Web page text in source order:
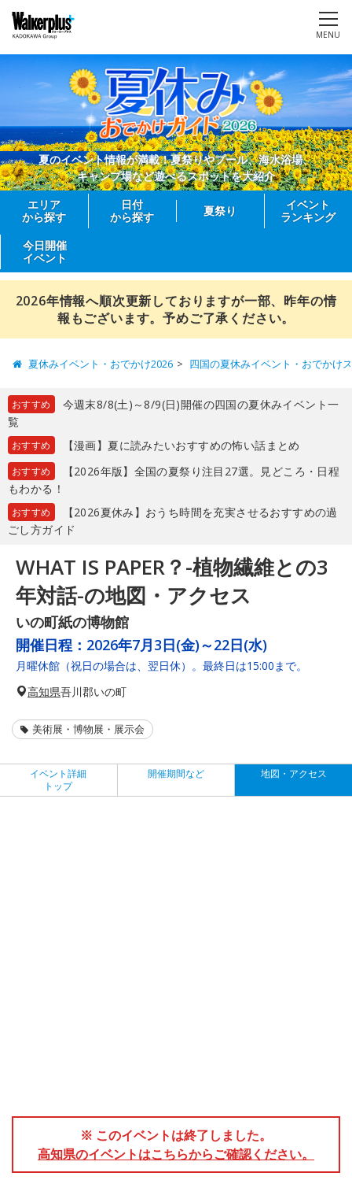
MENU
夏のイベント情報が満載！夏祭りやプール、海水浴場、
キャンプ場など遊べるスポットを大紹介
エリア
から探す
日付
から探す
夏祭り
イベント
ランキング
今日開催
イベント
2026年情報へ順次更新しておりますが一部、昨年の情
報もございます。予めご了承ください。
夏休みイベント・おでかけ2026 四国の夏休みイベント・おでかけ
おすすめ
今週末8/8(土)～8/9(日)開催の四国の夏休みイベント一
覧
おすすめ 【漫画】夏に読みたいおすすめの怖い話まとめ
おすすめ
【2026年版】全国の夏祭り注目27選。見どころ・日程
もわかる！
おすすめ
【2026夏休み】おうち時間を充実させるおすすめの過
ごし方ガイド
WHAT IS PAPER？-植物繊維との3
年対話-の地図・アクセス
いの町紙の博物館
開催日程： 2026年7月3日(金)～22日(水)
月曜休館（祝日の場合は、翌日休）。最終日は15:00まで。
高知県吾川郡いの町
美術展・博物展・展示会
イベント詳細
トップ
開催期間など 地図・アクセス
※ このイベントは終了しました。
高知県のイベントはこちらからご確認ください。